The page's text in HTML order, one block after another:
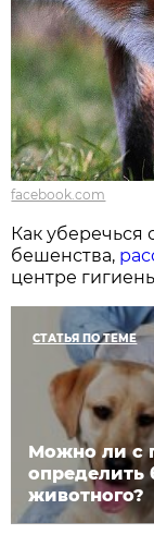
facebook.com
Как уберечься
бешенства,
центре
СТАТЬЯ ПО ТЕМЕ
Можно ли с
определить
животного?